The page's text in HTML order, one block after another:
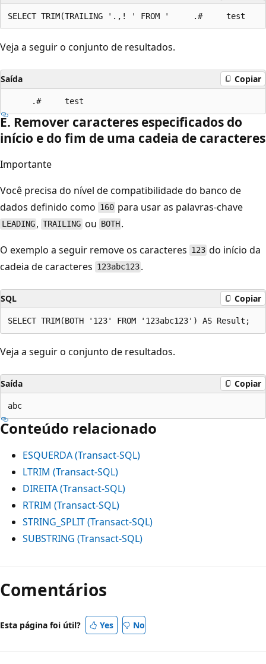
Veja a seguir o conjunto de resultados.
Saída Copiar
E. Remover caracteres especificados do
início e do fim de uma cadeia de caracteres
Importante
Você precisa do nível de compatibilidade do banco de
dados definido como 160 para usar as palavras-chave
LEADING , TRAILING ou BOTH .
O exemplo a seguir remove os caracteres 123 do início da
cadeia de caracteres 123abc123 .
SQL Copiar
Veja a seguir o conjunto de resultados.
Saída Copiar
Conteúdo relacionado
ESQUERDA (Transact-SQL)
LTRIM (Transact-SQL)
DIREITA (Transact-SQL)
RTRIM (Transact-SQL)
STRING_SPLIT (Transact-SQL)
SUBSTRING (Transact-SQL)
Comentários
Esta página foi útil? Yes No